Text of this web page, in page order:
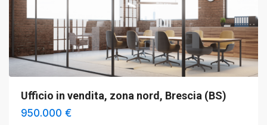
Ufficio in vendita, zona nord, Brescia (BS)
950.000 €